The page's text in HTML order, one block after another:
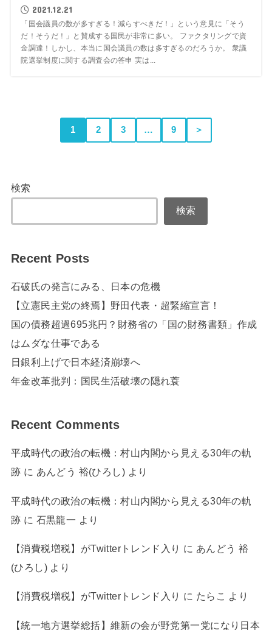
2021.12.21
「国会議員の数が多すぎる！減らすべきだ！」という意見に「そう
だ！そうだ！」と賛成する国民が非常に多い。 ファクタリングで資
金調達！しかし、本当に国会議員の数は多すぎるのだろうか。 衆議
院選挙制度に関する調査会の答申 実は...
1 2 3 … 9 ＞
検索
検索
Recent Posts
石破氏の発言にみる、日本の危機
【立憲民主党の終焉】野田代表・超緊縮宣言！
国の債務超過695兆円？財務省の「国の財務書類」作成
はムダな仕事である
日銀利上げで日本経済崩壊へ
年金改革批判：国民生活破壊の隠れ蓑
Recent Comments
平成時代の政治の転機：村山内閣から見える30年の軌
跡 に あんどう 裕(ひろし) より
平成時代の政治の転機：村山内閣から見える30年の軌
跡 に 石黒龍一 より
【消費税増税】がTwitterトレンド入り に あんどう 裕
(ひろし)より
【消費税増税】がTwitterトレンド入り に たらこ より
【統一地方選挙総括】維新の会が野党第一党になり日本